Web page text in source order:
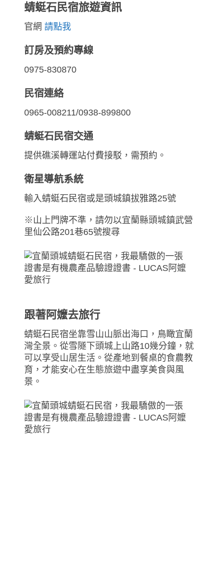
蜻蜓石民宿旅遊資訊
官網 請點我
訂房及預約專線
0975-830870
民宿連絡
0965-008211/0938-899800
蜻蜓石民宿交通
提供礁溪轉運站付費接駁，需預約。
衛星導航系統
輸入蜻蜓石民宿或是頭城鎮拔雅路25號
※山上門牌不準，請勿以宜蘭縣頭城鎮武營
里仙公路201巷65號搜尋
跟著阿嬤去旅行
蜻蜓石民宿坐靠雪山山脈出海口，鳥瞰宜蘭
灣全景。從雪隧下頭城上山路10幾分鐘，就
可以享受山居生活。從產地到餐桌的食農教
育，才能安心在生態旅遊中盡享美食與風
景。